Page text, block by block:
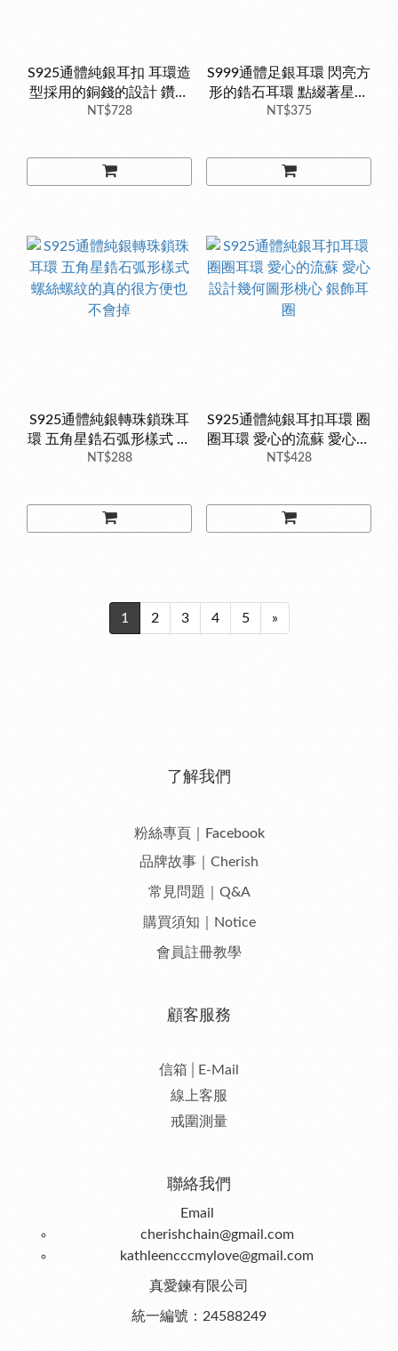
S925通體純銀耳扣 耳環造
型採用的銅錢的設計 鑽圈
耳環 耳扣耳環 純銀耳環圈
NT$728
S999通體足銀耳環 閃亮方
形的鋯石耳環 點綴著星星
增添浪漫極了 貼耳耳環銀
NT$375
S925通體純銀轉珠鎖珠耳
環 五角星鋯石弧形樣式 螺
絲螺紋的真的很方便也不
NT$288
S925通體純銀耳扣耳環 圈
圈耳環 愛心的流蘇 愛心設
計幾何圖形桃心 銀飾耳圈
NT$428
1 2 3 4 5 »
了解我們
粉絲專頁｜Facebook
品牌故事｜Cherish
常見問題｜Q&A
購買須知｜Notice
會員註冊教學
顧客服務
信箱│E-Mail
線上客服
戒圍測量
聯絡我們
Email
cherishchain@gmail.com
kathleencccmylove@gmail.com
真愛鍊有限公司
統一編號：24588249